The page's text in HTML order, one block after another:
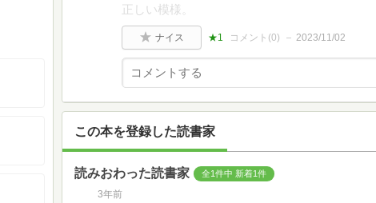
正しい模様。
ナイス ★1 コメント(0) 2023/11/02
この本を登録した読書家
読みおわった読書家 全1件中 新着1件
3年前